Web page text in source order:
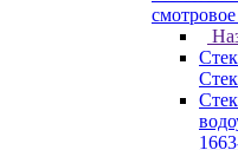
смотровое